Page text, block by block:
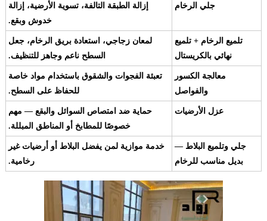
جلي الرخام
إزالة الطبقة التالفة، تسوية الأرضية، إزالة
خدوش وبقع.
تلميع الرخام + تلميع
نهائي بالكريستال
لمعان زجاجي، استعادة بريق الرخام، جعل
السطح ناعم وجاهز للتنظيف.
معالجة الكسور
والفواصل
تعبئة الفجوات والشقوق باستخدام مواد خاصة
للحفاظ على السطح.
عزل الأرضيات
حماية ضد امتصاص السوائل والبقع — مهم
خصوصًا للمطابخ أو المناطق المبللة.
جلي وتلميع البلاط —
بديل مناسب للرخام
خدمة موازية لمن يفضل البلاط أو أرضيات غير
رخامية.